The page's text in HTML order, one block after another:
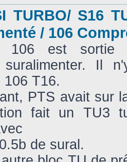
TURBO/ S16
/ 106
106 est sortie
suralimenter. Il
106 T16.
PTS avait sur
fait un TU3
de sural.